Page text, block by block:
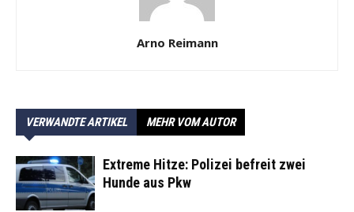
Arno Reimann
VERWANDTE ARTIKEL MEHR VOM AUTOR
Extreme Hitze: Polizei befreit zwei
Hunde aus Pkw